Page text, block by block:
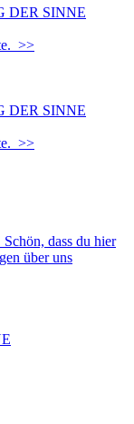
DER SINNE
>>
DER SINNE
>>
dass du hier
über uns